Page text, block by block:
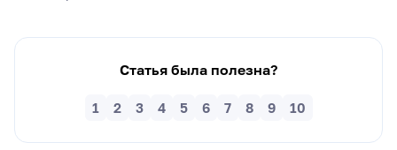
Статья была полезна?
10
9
8
7
6
5
4
3
2
1